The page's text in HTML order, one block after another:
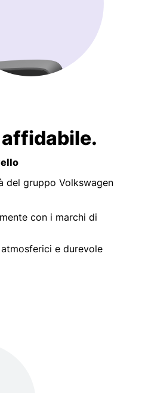
del gruppo Volkswagen
con i marchi di
e durevole